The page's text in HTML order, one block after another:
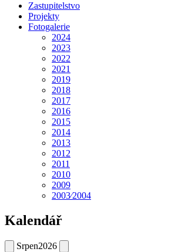
Zastupitelstvo
Projekty
Fotogalerie
2024
2023
2022
2021
2019
2018
2017
2016
2015
2014
2013
2012
2011
2010
2009
2003⁄2004
Kalendář
Srpen2026